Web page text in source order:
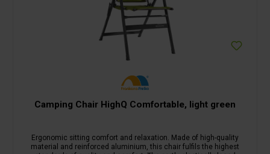
Camping Chair HighQ Comfortable, light green
Ergonomic sitting comfort and relaxation. Made of high-quality
material and reinforced aluminium, this chair fulfils the highest